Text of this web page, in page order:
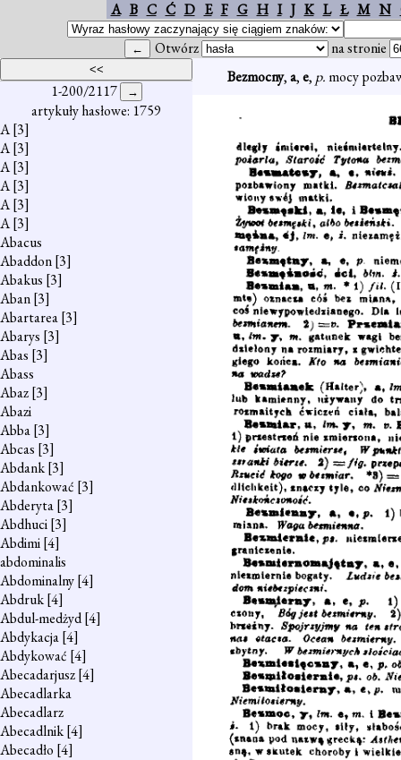
A B C Ć D E F G H I J K L Ł M N
Otwórz na stronie
1-200/2117
artykuły hasłowe: 1759
A[3]
A[3]
A[3]
A[3]
A[3]
A[3]
Abacus
Abaddon[3]
Abakus [3]
Aban[3]
Abartarea[3]
Abarys [3]
Abas [3]
Abass
Abaz[3]
Abazi
Abba[3]
Abcas [3]
Abdank[3]
Abdankować [3]
Abderyta[3]
Abdhuci[3]
Abdimi[4]
abdominalis
Abdominalny[4]
Abdruk[4]
Abdul-medżyd[4]
Abdykacja[4]
Abdykować [4]
Abecadarjusz[4]
Abecadlarka
Abecadlarz
Abecadlnik[4]
Abecadło [4]
Bezmocny,a,e, p. mocy